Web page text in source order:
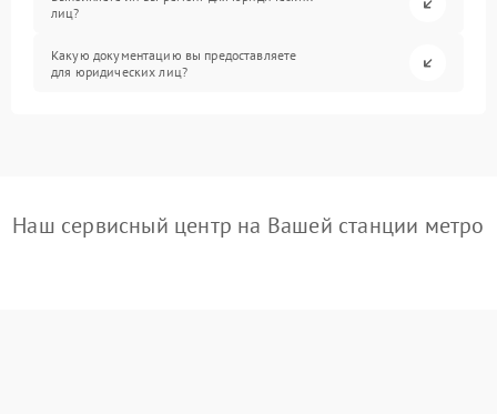
лиц?
Какую документацию вы предоставляете
для юридических лиц?
Наш сервисный центр на Вашей станции метро